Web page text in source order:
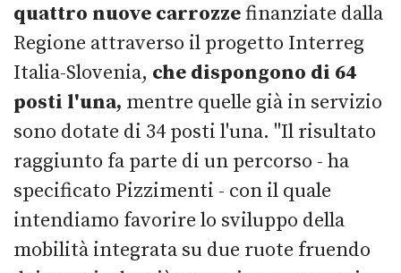
quattro nuove carrozzefinanziate dalla
Regione attraverso il progetto Interreg
Italia-Slovenia, che dispongono di 64
posti l'una, mentre quelle già in servizio
sono dotate di 34 posti l'una. "Il risultato
raggiunto fa parte di un percorso - ha
specificato Pizzimenti - con il quale
intendiamo favorire lo sviluppo della
mobilità integrata su due ruote fruendo